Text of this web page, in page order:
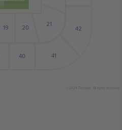
19 20 21
40 41
42
© 2024 Ticombo. All rights reserved